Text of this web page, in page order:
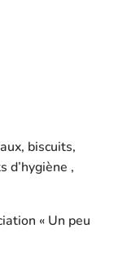
biscuits,
d’hygiène ,
« Un peu